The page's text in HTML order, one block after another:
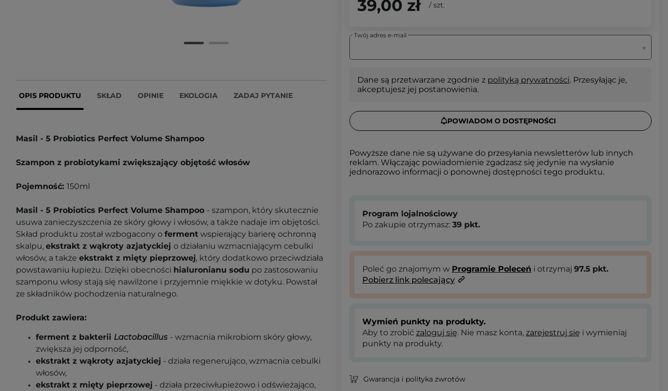
OPIS PRODUKTU SKŁAD OPINIE EKOLOGIA ZADAJ PYTANIE
Masil - 5 Probiotics Perfect Volume Shampoo
Szampon z probiotykami zwiększający objętość włosów
Pojemność: 150ml
Masil - 5 Probiotics Perfect Volume Shampoo - szampon, który skutecznie
usuwa zanieczyszczenia ze skóry głowy i włosów, a także nadaje im objętości.
Skład produktu został wzbogacony o ferment wspierający barierę ochronną
skalpu, ekstrakt z wąkroty azjatyckiej o działaniu wzmacniającym cebulki
włosów, a także ekstrakt z mięty pieprzowej, który dodatkowo przeciwdziała
powstawaniu łupieżu. Dzięki obecności hialuronianu sodu po zastosowaniu
szamponu włosy stają się nawilżone i przyjemnie miękkie w dotyku. Powstał
ze składników pochodzenia naturalnego.
Produkt zawiera:
ferment z bakterii Lactobacillus - wzmacnia mikrobiom skóry głowy,
zwiększa jej odporność,
ekstrakt z wąkroty azjatyckiej - działa regenerująco, wzmacnia cebulki
włosów,
ekstrakt z mięty pieprzowej - działa przeciwłupieżowo i odświeżająco,
39,00 zł / szt.
Twój adres e-mail
Dane są przetwarzane zgodnie z polityką prywatności. Przesyłając je,
akceptujesz jej postanowienia.
POWIADOM O DOSTĘPNOŚCI
Powyższe dane nie są używane do przesyłania newsletterów lub innych
reklam. Włączając powiadomienie zgadzasz się jedynie na wysłanie
jednorazowo informacji o ponownej dostępności tego produktu.
Program lojalnościowy
Po zakupie otrzymasz: 39 pkt.
Poleć go znajomym w Programie Poleceń i otrzymaj 97.5 pkt.
Pobierz link polecający
Wymień punkty na produkty.
Aby to zrobić zaloguj się. Nie masz konta, zarejestruj się i wymieniaj
punkty na produkty.
Gwarancja i polityka zwrotów